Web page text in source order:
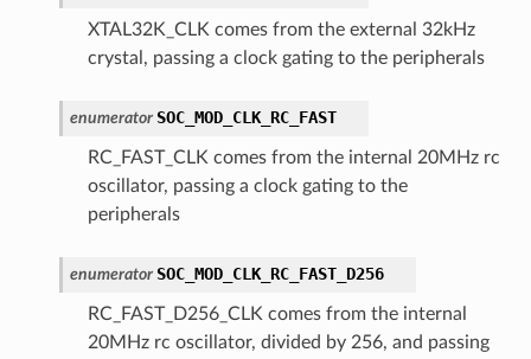
XTAL32K_CLK comes from the external 32kHz
crystal, passing a clock gating to the peripherals
enumerator SOC_MOD_CLK_RC_FAST
RC_FAST_CLK comes from the internal 20MHz rc
oscillator, passing a clock gating to the
peripherals
enumerator SOC_MOD_CLK_RC_FAST_D256
RC_FAST_D256_CLK comes from the internal
20MHz rc oscillator, divided by 256, and passing